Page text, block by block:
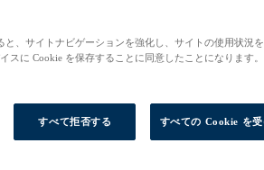
、職場で成功できるようサポートし
新規の市場での存在感を高めます。
始めましょう。
と、サイトナビゲーションを強化し、サイトの使用状況
スに Cookie を保存することに同意したことになります。
すべて拒否する すべての Cookie を受